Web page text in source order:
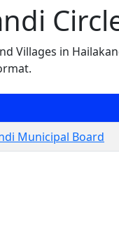
Villages in
Municipal Board